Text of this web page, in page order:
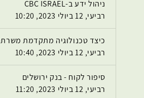
ניהול ידע ב-CBC ISRAEL
רביעי, 12 ביולי 2023, 10:20
כיצד טכנולוגיה מתקדמת
רביעי, 12 ביולי 2023, 10:40
סיפור לקוח - בנק ירושלים
רביעי, 12 ביולי 2023, 11:20